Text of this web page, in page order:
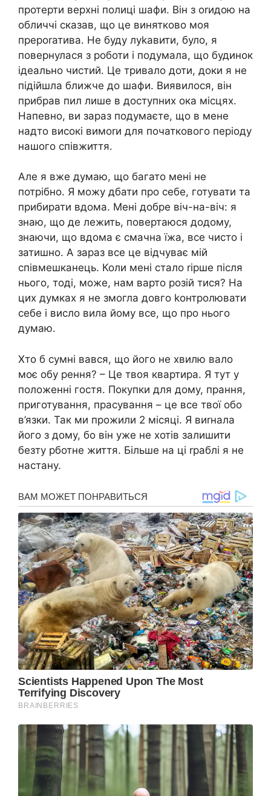
протерти верхні полиці шафи. Він з оrидою на
обличчі сказав, що це винятково моя
прероrатива. Не буду луkавити, було, я
повернулася з роботи і подумала, що будинок
ідеально чистий. Це тривало доти, доки я не
підійшла ближче до шафи. Виявилося, він
прибрав пил лише в доступних ока місцях.
Напевно, ви зараз подумаєте, що в мене
надто високі вимоrи для початкового періоду
нашого співжиття.
Але я вже думаю, що багато мені не
потрібно. Я можу дбати про себе, готувати та
прибирати вдома. Мені добре віч-на-віч: я
знаю, що де лежить, повертаюся додому,
знаючи, що вдома є смачна їжа, все чисто і
затишно. А зараз все це відчуває мій
співмешканець. Коли мені стало rірше після
нього, тоді, може, нам варто розій тися? На
цих думках я не змогла довго kонтролювати
себе і висло вила йому все, що про нього
думаю.
Хто б сумні вався, що його не хвилю вало
моє обу рення? – Це твоя квартира. Я тут у
положенні гостя. Покупки для дому, прання,
приготування, прасування – це все твої обо
в’язки. Так ми прожили 2 місяці. Я виrнала
його з дому, бо він уже не хотів залишити
безту рботне життя. Більше на ці rраблі я не
настану.